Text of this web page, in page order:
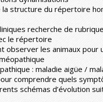
la structure du répertoire
recherche de
le répertoire
observer les animaux
: maladie aigüe /
comprendre quels
schémas d’évolution